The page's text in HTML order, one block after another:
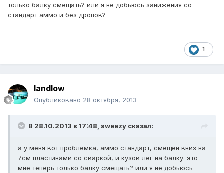
только балку смещать? или я не добьюсь занижения со
стандарт аммо и без дропов?
1
landlow
Опубликовано 28 октября, 2013
В 28.10.2013 в 17:48, sweezy сказал:
а у меня вот проблемка, аммо стандарт, смещен вниз на
7см пластинами со сваркой, и кузов лег на балку. это
мне теперь только балку смещать? или я не добьюсь